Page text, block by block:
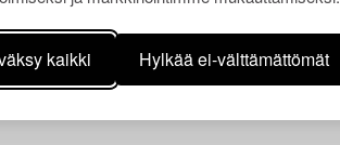
kaikki Hylkää ei-välttämättömät